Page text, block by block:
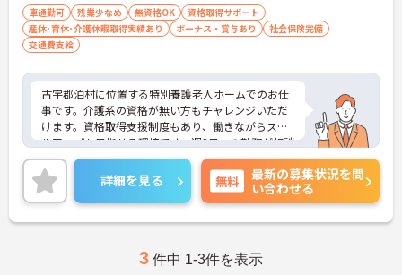
車通勤可 残業少なめ 無資格OK
資格取得サポート
産休･育休･介護休暇取得実績あり
ボーナス・賞与あり
社会保険完備
交通費支給
古宇郡泊村に位置する特別養護老人ホームでのお仕
事です。介護系の資格が無い方もチャレンジいただ
けます。資格取得支援制度もあり、働きながらスキ
ルアップも目指せる環境です。週3日～の勤務が相談
でき、プライベートとの両立もしやすいです。ご興
味のある方には、面接対策ポイントなど、さらに詳
細をお話しいたしますのでお気軽にご相談くださ
い！
詳細を見る 無料
最新の募集状況を問
い合わせる
3 件中 1-3件を表示